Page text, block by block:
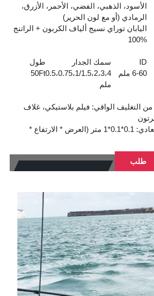
الأسود، الذهبي، الفضي، الأحمر، الأزرق،
الرمادي (أو مع لون الحرير)
اليابان توراي نسيج ألياف الكربون + الراتنج
100%
ID سمك الجدار
طول
6-60 ملم
0.5،0.75،1/1.5،2،3،4
ملم
50Ft
التغليف الواقي: فيلم بلاستيكي، غلاف
(الحجم العادي: 0.1*0.1*1 متر (العرض * الارتفاع *
طلب